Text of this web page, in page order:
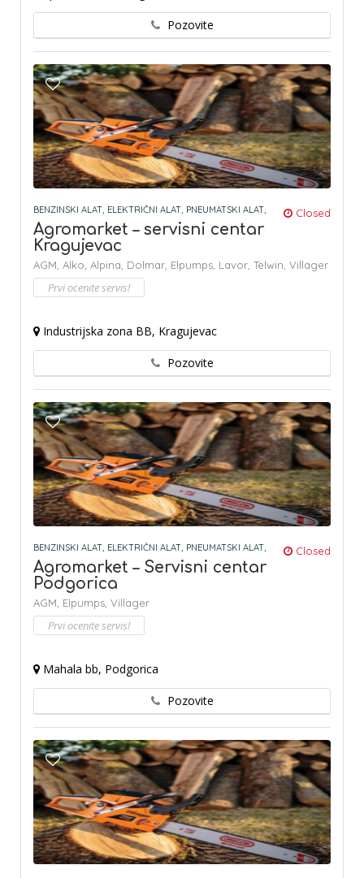
Pozovite
BENZINSKI ALAT, ELEKTRIČNI ALAT, PNEUMATSKI ALAT, Closed
Agromarket – servisni centar
Kragujevac
AGM, Alko, Alpina, Dolmar, Elpumps, Lavor, Telwin, Villager
Prvi ocenite servis!
Industrijska zona BB, Kragujevac
Pozovite
BENZINSKI ALAT, ELEKTRIČNI ALAT, PNEUMATSKI ALAT, Closed
Agromarket – Servisni centar
Podgorica
AGM, Elpumps, Villager
Prvi ocenite servis!
Mahala bb, Podgorica
Pozovite